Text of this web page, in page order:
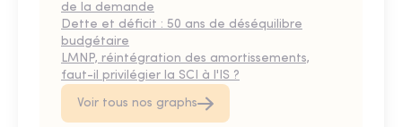
de la demande
Dette et déficit : 50 ans de déséquilibre
budgétaire
LMNP, réintégration des amortissements,
faut-il privilégier la SCI à l'IS ?
Voir tous nos graphs